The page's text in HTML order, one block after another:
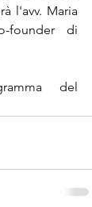
l'avv. Maria
founder di
del